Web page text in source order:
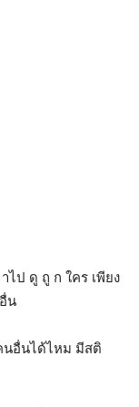
ไป ดู ถู ก ใคร เพียง
น
นอื่นได้ไหม มีสติ